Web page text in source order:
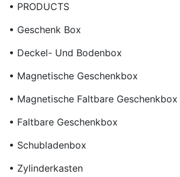
• PRODUCTS
• Geschenk Box
• Deckel- Und Bodenbox
• Magnetische Geschenkbox
• Magnetische Faltbare Geschenkbox
• Faltbare Geschenkbox
• Schubladenbox
• Zylinderkasten